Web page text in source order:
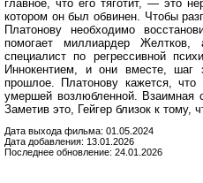
главное, что его тяготит, — это
котором он был обвинен. Чтобы
Платонову необходимо
помогает миллиардер
специалист по регрессивной
Иннокентием, и они вместе, шаг
прошлое. Платонову кажется,
умершей возлюбленной. Взаимная
Заметив это, Гейгер близок к тому,
Дата выхода фильма: 01.05.2024
Дата добавления: 13.01.2026
Последнее обновление: 24.01.2026